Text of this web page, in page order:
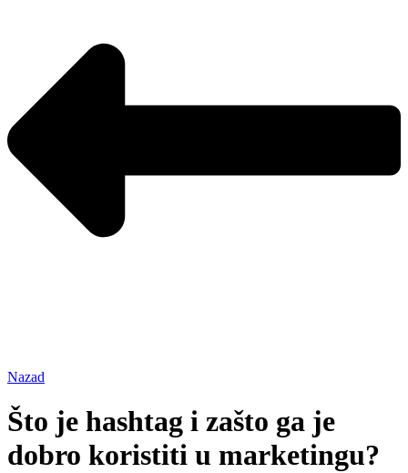
Nazad
Što je hashtag i zašto ga je
dobro koristiti u marketingu?